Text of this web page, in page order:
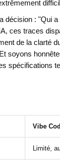
décision : "Qui
ces traces
de la clarté
soyons
spécifications
Vibe
Limité,